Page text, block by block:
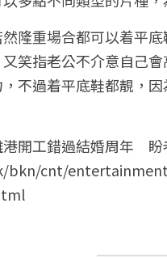
隆重場合都可以着平
笑指老公不介意自己
不過着平底鞋都靚，
開工錯過結婚周年　
cnt/